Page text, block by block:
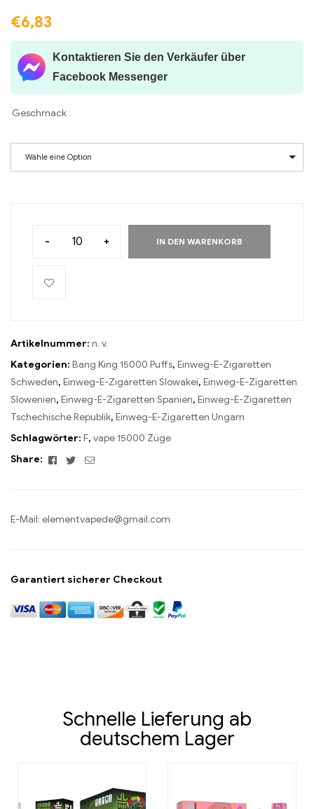
€6,83
Kontaktieren Sie den Verkäufer über
Facebook Messenger
Geschmack
Wähle eine Option
- + IN DEN WARENKORB
Artikelnummer: n. v.
Kategorien: Bang King 15000 Puffs, Einweg-E-Zigaretten
Schweden, Einweg-E-Zigaretten Slowakei, Einweg-E-Zigaretten
Slowenien, Einweg-E-Zigaretten Spanien, Einweg-E-Zigaretten
Tschechische Republik, Einweg-E-Zigaretten Ungarn
Schlagwörter: F, vape 15000 Züge
Share:
Facebook
TwitterEmail
E-Mail: elementvapede@gmail.com
Garantiert sicherer Checkout
Schnelle Lieferung ab
deutschem Lager